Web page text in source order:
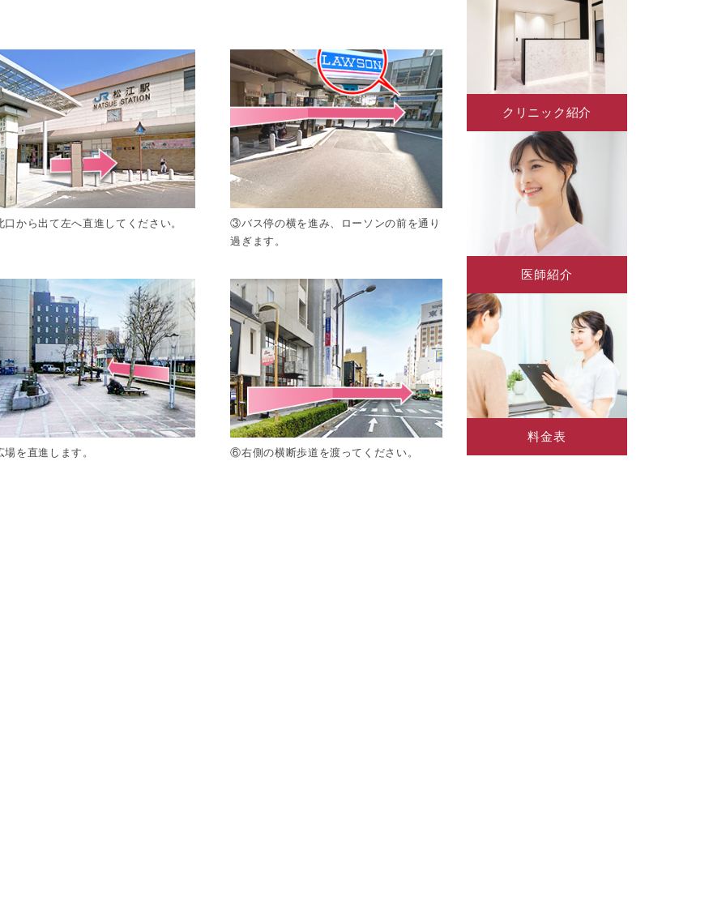
から出て左へ直進してください。
③バス停の横を進み、ローソンの前を通り
過ぎます。
を直進します。 ⑥右側の横断歩道を渡ってください。
クリニック紹介
医師紹介
料金表